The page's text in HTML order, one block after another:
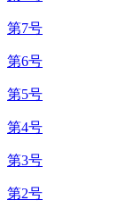
第7号
第6号
第5号
第4号
第3号
第2号